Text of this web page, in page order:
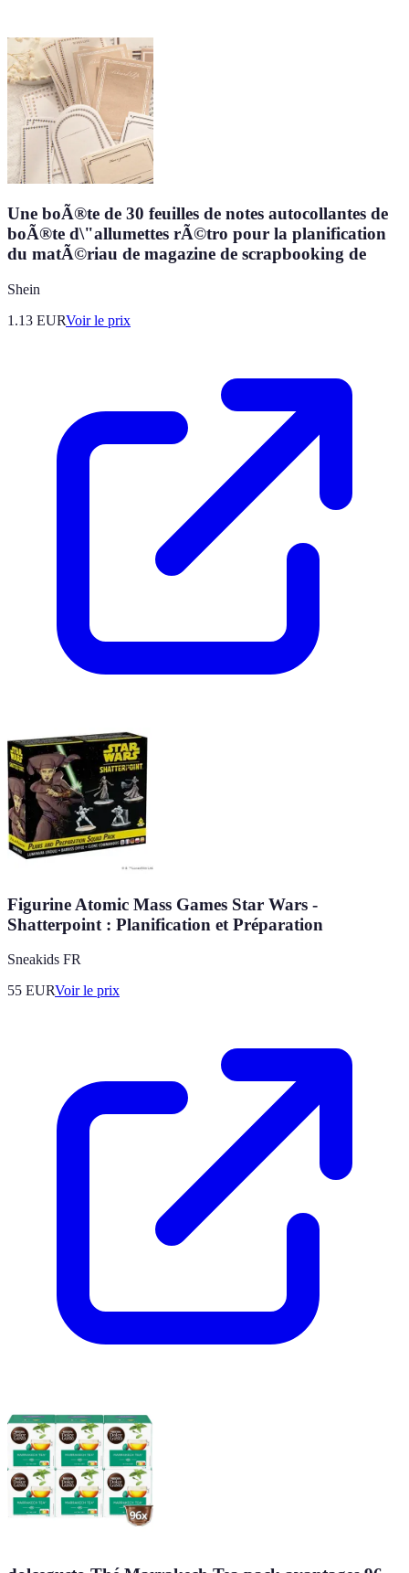
Une boÃ®te de 30 feuilles de notes autocollantes de
boÃ®te d\"allumettes rÃ©tro pour la planification
du matÃ©riau de magazine de scrapbooking de
Shein
1.13 EURVoir le prix
Figurine Atomic Mass Games Star Wars -
Shatterpoint : Planification et Préparation
Sneakids FR
55 EURVoir le prix